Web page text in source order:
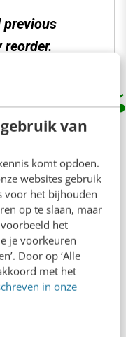
van
komt opdoen.
websites gebruik
voor het bijhouden
op te slaan, maar
het
je voorkeuren
Door op ‘Alle
met het
in onze
previous
reorder.
verhalen
de user
een story wordt
feature
ook om na te
feature
te maken
tegenvallers aan